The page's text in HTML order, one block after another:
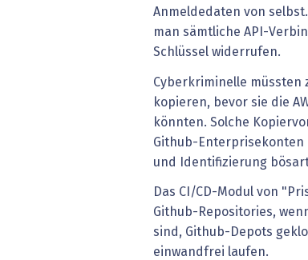
Anmeldedaten von
man sämtliche API-
Schlüssel widerrufen.
Cyberkriminelle müssten
kopieren, bevor sie die
könnten. Solche
Github-Enterprisekonten
und Identifizierung
Das CI/CD-Modul von
Github-Repositories,
sind, Github-Depots
einwandfrei laufen.